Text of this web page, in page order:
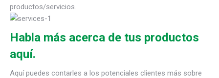
productos/servicios.
Habla más acerca de tus productos
aquí.
Aquí puedes contarles a los potenciales clientes más sobre